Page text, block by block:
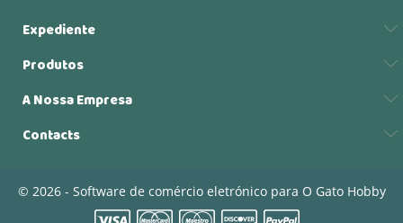
Expediente
Produtos
A Nossa Empresa
Contacts
© 2026 - Software de comércio eletrónico para O Gato Hobby